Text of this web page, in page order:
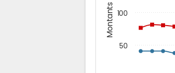
Montants (€)
50
100